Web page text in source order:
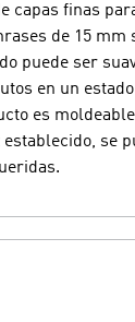
capas finas
de 15 mm
puede ser
en un
es
establecido, se